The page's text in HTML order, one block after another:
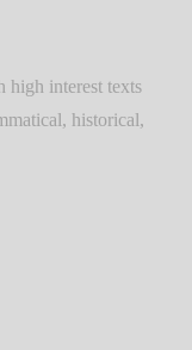
high interest texts
historical,